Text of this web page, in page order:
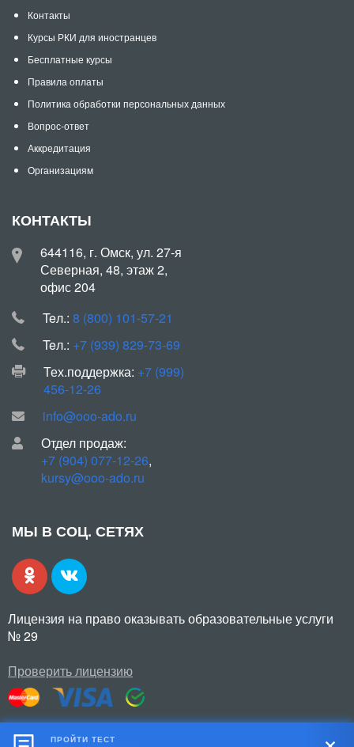
Контакты
Курсы РКИ для иностранцев
Бесплатные курсы
Правила оплаты
Политика обработки персональных данных
Вопрос-ответ
Аккредитация
Организациям
КОНТАКТЫ
644116, г. Омск, ул. 27-я
Северная, 48, этаж 2,
офис 204
Teл.: 8 (800) 101-57-21
Teл.: +7 (939) 829-73-69
Тех.поддержка: +7 (999)
456-12-26
info@ooo-ado.ru
Отдел продаж:
+7 (904) 077-12-26,
kursy@ooo-ado.ru
МЫ В СОЦ. СЕТЯХ
Лицензия на право оказывать образовательные услуги
№ 29
Проверить лицензию
© 2026 ООО «Академия ДО»
ПРОЙТИ ТЕСТ